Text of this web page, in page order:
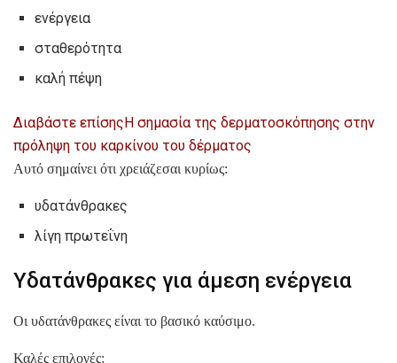
ενέργεια
σταθερότητα
καλή πέψη
Διαβάστε επίσης Η σημασία της δερματοσκόπησης στην
πρόληψη του καρκίνου του δέρματος
Αυτό σημαίνει ότι χρειάζεσαι κυρίως:
υδατάνθρακες
λίγη πρωτεΐνη
Υδατάνθρακες για άμεση ενέργεια
Οι υδατάνθρακες είναι το βασικό καύσιμο.
Καλές επιλογές: